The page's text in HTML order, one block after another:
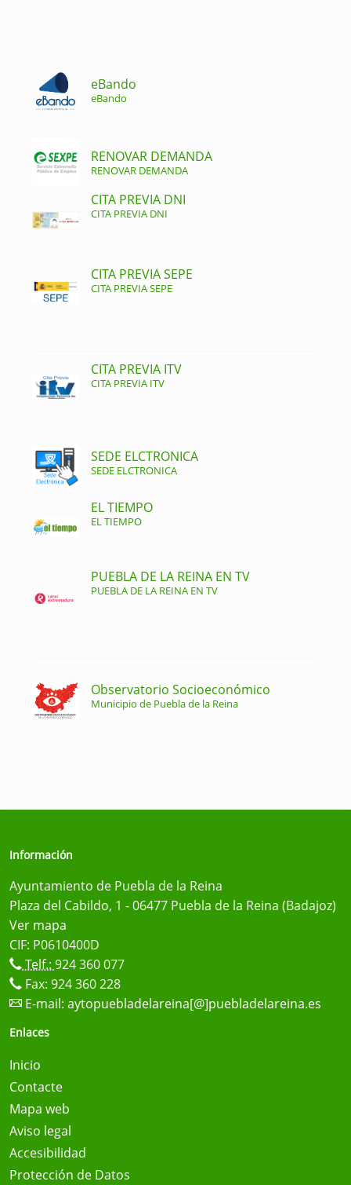
eBando
eBando
RENOVAR DEMANDA
RENOVAR DEMANDA
CITA PREVIA DNI
CITA PREVIA DNI
CITA PREVIA SEPE
CITA PREVIA SEPE
CITA PREVIA ITV
CITA PREVIA ITV
SEDE ELCTRONICA
SEDE ELCTRONICA
EL TIEMPO
EL TIEMPO
PUEBLA DE LA REINA EN TV
PUEBLA DE LA REINA EN TV
Observatorio Socioeconómico
Municipio de Puebla de la Reina
Información
Ayuntamiento de Puebla de la Reina
Plaza del Cabildo, 1 - 06477 Puebla de la Reina (Badajoz)
Ver mapa
CIF: P0610400D
Telf.: 924 360 077
Fax: 924 360 228
E-mail: aytopuebladelareina[@]puebladelareina.es
Enlaces
Inicio
Contacte
Mapa web
Aviso legal
Accesibilidad
Protección de Datos